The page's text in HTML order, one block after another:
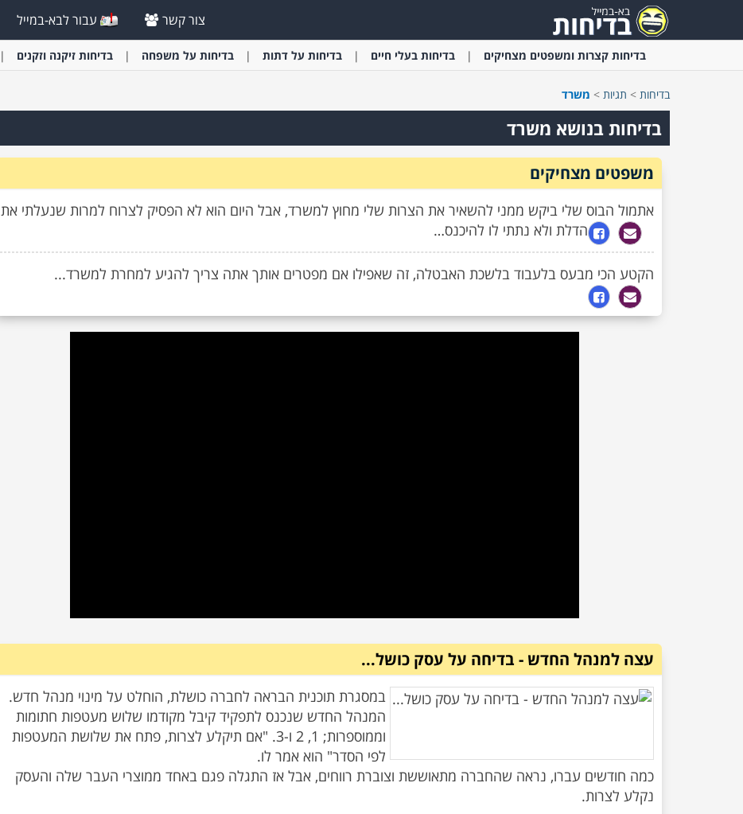
עבור לבא-במייל צור קשר
בדיחות קצרות ומשפטים מצחיקים בדיחות בעלי חיים בדיחות על דתות בדיחות על משפחה בדיחות זיקנה וזקנים
בדיחות > תגיות > משרד
בדיחות בנושא משרד
משפטים מצחיקים
אתמול הבוס שלי ביקש ממני להשאיר את הצרות שלי מחוץ למשרד, אבל היום הוא לא הפסיק לצרוח למרות שנעלתי את
הדלת ולא נתתי לו להיכנס…
הקטע הכי מבעס בלעבוד בלשכת האבטלה, זה שאפילו אם מפטרים אותך אתה צריך להגיע למחרת למשרד...
עצה למנהל החדש - בדיחה על עסק כושל...
המנהל החדש שנכנס לתפקיד קיבל מקודמו שלוש מעטפות חתומות
וממוספרות; 1, 2 ו-3. "אם תיקלע לצרות, פתח את שלושת המעטפות
כמה חודשים עברו, נראה שהחברה מתאוששת וצוברת רווחים, אבל אז התגלה פגם באחד ממוצרי העבר שלה והעסק